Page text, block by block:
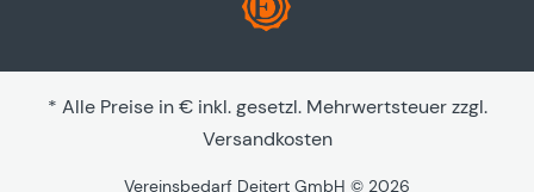
* Alle Preise in € inkl. gesetzl. Mehrwertsteuer zzgl.
Versandkosten
Vereinsbedarf Deitert GmbH © 2026